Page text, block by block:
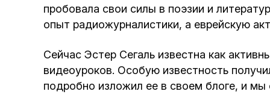
пробовала свои силы в поэзии и
опыт радиожурналистики, а еврейскую
Сейчас Эстер Сегаль известна как
видеоуроков. Особую известность
подробно изложил ее в своем блоге, и